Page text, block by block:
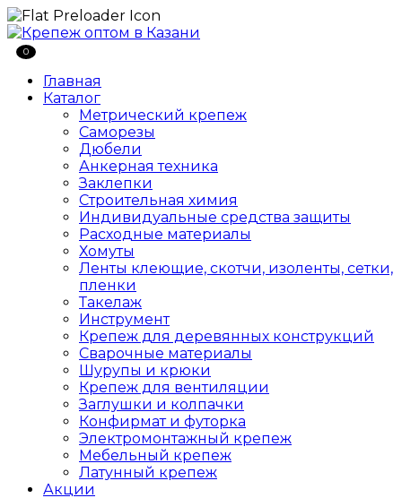
0
Главная
Каталог
Метрический крепеж
Саморезы
Дюбели
Анкерная техника
Заклепки
Строительная химия
Индивидуальные средства защиты
Расходные материалы
Хомуты
Ленты клеющие, скотчи, изоленты, сетки,
пленки
Такелаж
Инструмент
Крепеж для деревянных конструкций
Сварочные материалы
Шурупы и крюки
Крепеж для вентиляции
Заглушки и колпачки
Конфирмат и футорка
Электромонтажный крепеж
Мебельный крепеж
Латунный крепеж
Акции